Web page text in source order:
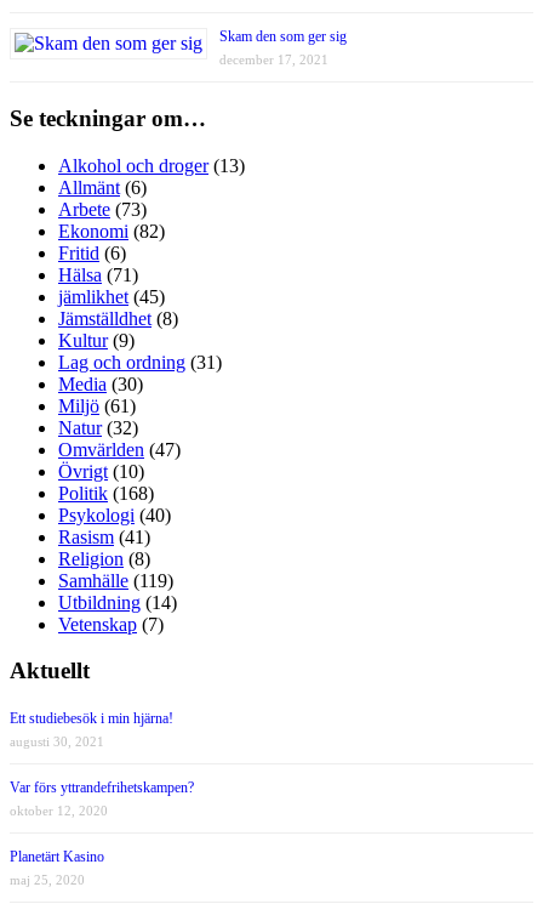
Skam den som ger sig
december 17, 2021
Se teckningar om…
Alkohol och droger(13)
Allmänt (6)
Arbete (73)
Ekonomi (82)
Fritid (6)
Hälsa (71)
jämlikhet (45)
Jämställdhet (8)
Kultur(9)
Lag och ordning (31)
Media (30)
Miljö (61)
Natur(32)
Omvärlden (47)
Övrigt (10)
Politik (168)
Psykologi (40)
Rasism (41)
Religion (8)
Samhälle (119)
Utbildning (14)
Vetenskap (7)
Aktuellt
Ett studiebesök i min hjärna!
augusti 30, 2021
Var förs yttrandefrihetskampen?
oktober 12, 2020
Planetärt Kasino
maj 25, 2020